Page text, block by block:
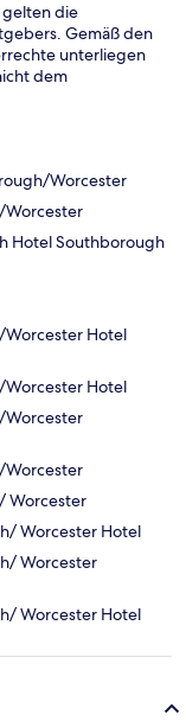
die
Gemäß den
unterliegen
dem
Worcester
Worcester
Hotel Southborough
Worcester Hotel
Worcester Hotel
Worcester
Worcester
Worcester
Worcester Hotel
Worcester
Worcester Hotel